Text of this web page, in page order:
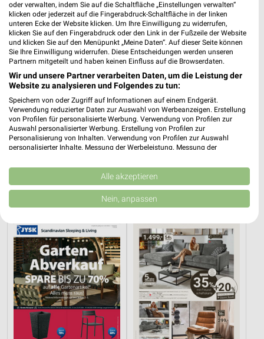
9,8 km 9,9 km
Gültig bis Sa. 15.08.
XXXLutz
oder verwalten, indem Sie auf die Schaltfläche „Einstellungen verwalten“
klicken oder jederzeit auf die Fingerabdruck-Schaltfläche in der linken
unteren Ecke der Website klicken. Um Ihre Einwilligung zu widerrufen,
klicken Sie auf den Fingerabdruck oder den Link in der Fußzeile der Website
und klicken Sie auf den Menüpunkt „Meine Daten“. Auf dieser Seite können
Sie Ihre Einwilligung widerrufen. Diese Entscheidungen werden unseren
Partnern mitgeteilt und haben keinen Einfluss auf die Browserdaten.
Wir und unsere Partner verarbeiten Daten, um die Leistung der
Website zu analysieren und Folgendes zu tun:
Speichern von oder Zugriff auf Informationen auf einem Endgerät.
Verwendung reduzierter Daten zur Auswahl von Werbeanzeigen. Erstellung
von Profilen für personalisierte Werbung. Verwendung von Profilen zur
Auswahl personalisierter Werbung. Erstellung von Profilen zur
Personalisierung von Inhalten. Verwendung von Profilen zur Auswahl
personalisierter Inhalte. Messung der Werbeleistung. Messung der
Kombinationen von Daten aus verschiedenen Quellen. Entwicklung und
Verbesserung der Angebote. Verwendung reduzierter Daten zur Auswahl
von Inhalten.
Daten können außerhalb der Europäischen Union weitergegeben und in die
USA gesendet werden.
Website/App.
Partnerliste anzeigen (1 IAB-Anbieter)
Wir nutzen Ihre Daten für folgende Zwecke:
IAB-Verarbeitungszwecke:
Speichern von oder Zugriff auf Informationen
auf einem Endgerät
Verwendung reduzierter Daten zur Auswahl von
Werbeanzeigen
Alle akzeptieren
Nein, anpassen